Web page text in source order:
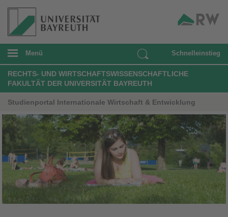
Menü Schnelleinstieg
RECHTS- UND WIRTSCHAFTSWISSENSCHAFTLICHE
FAKULTÄT DER UNIVERSITÄT BAYREUTH
Studienportal Internationale Wirtschaft & Entwicklung